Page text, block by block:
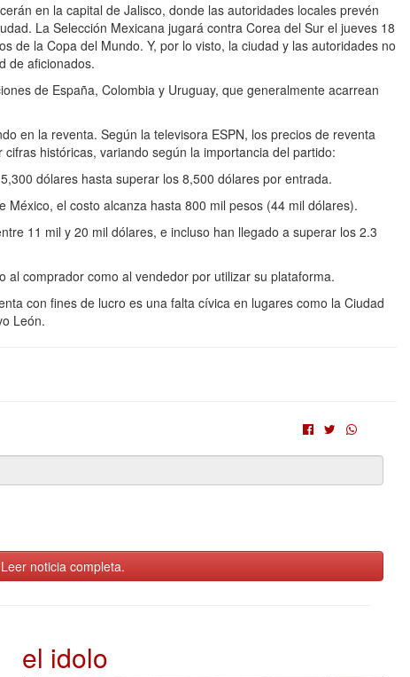
en la capital de Jalisco, donde las autoridades locales prevén
La Selección Mexicana jugará contra Corea del Sur el jueves 18
de la Copa del Mundo. Y, por lo visto, la ciudad y las autoridades no
de aficionados.
de España, Colombia y Uruguay, que generalmente acarrean
en la reventa. Según la televisora ESPN, los precios de reventa
históricas, variando según la importancia del partido:
dólares hasta superar los 8,500 dólares por entrada.
México, el costo alcanza hasta 800 mil pesos (44 mil dólares).
11 mil y 20 mil dólares, e incluso han llegado a superar los 2.3
al comprador como al vendedor por utilizar su plataforma.
con fines de lucro es una falta cívica en lugares como la Ciudad
León.
Leer noticia completa.
el idolo